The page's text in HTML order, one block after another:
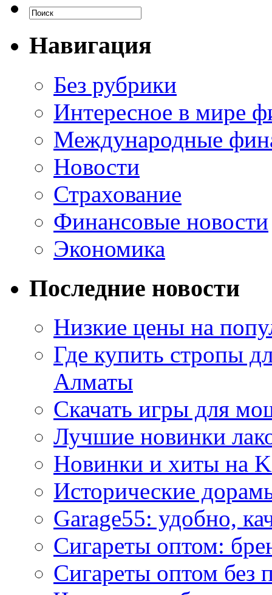
Навигация
Без рубрики
Интересное в мире
Международные
Новости
Страхование
Финансовые новости
Экономика
Последние новости
Низкие цены на
Где купить стропы
Алматы
Скачать игры для
Лучшие новинки
Новинки и хиты на
Исторические
Garage55: удобно,
Сигареты оптом:
Сигареты оптом без